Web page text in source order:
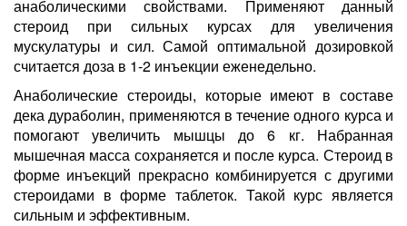
анаболическими свойствами. Применяют данный
стероид при сильных курсах для увеличения
мускулатуры и сил. Самой оптимальной дозировкой
считается доза в 1-2 инъекции еженедельно.
Анаболические стероиды, которые имеют в составе
дека дураболин, применяются в течение одного курса и
помогают увеличить мышцы до 6 кг. Набранная
мышечная масса сохраняется и после курса. Стероид в
форме инъекций прекрасно комбинируется с другими
стероидами в форме таблеток. Такой курс является
сильным и эффективным.